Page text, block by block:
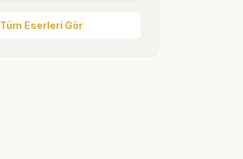
Tüm Eserleri Gör